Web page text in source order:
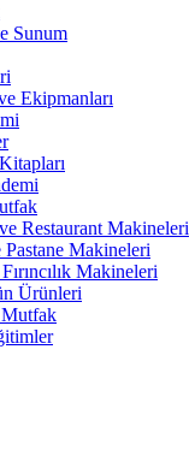
Sunum
Restaurant Makineleri
Pastane Makineleri
Makineleri
Ürünleri